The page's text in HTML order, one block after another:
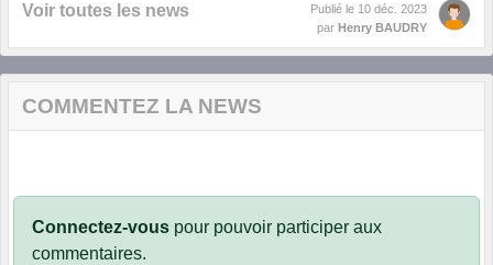
Voir toutes les news Publié le 10 déc. 2023
par Henry BAUDRY
COMMENTEZ LA NEWS
Connectez-vous pour pouvoir participer aux
commentaires.